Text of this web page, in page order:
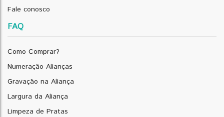
Fale conosco
FAQ
Como Comprar?
Numeração Alianças
Gravação na Aliança
Largura da Aliança
Limpeza de Pratas